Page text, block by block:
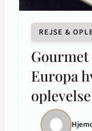
REJSE &
Europa